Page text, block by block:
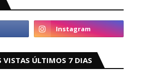
VISTAS ÚLTIMOS 7 DIAS